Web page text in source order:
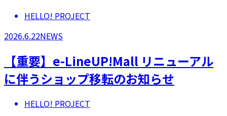
HELLO! PROJECT
2026.6.22NEWS
【重要】e-LineUP!Mall リニューアル
に伴うショップ移転のお知らせ
HELLO! PROJECT